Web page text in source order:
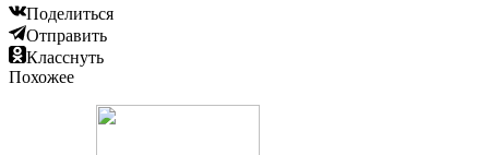
Поделиться
Отправить
Класснуть
Похожее